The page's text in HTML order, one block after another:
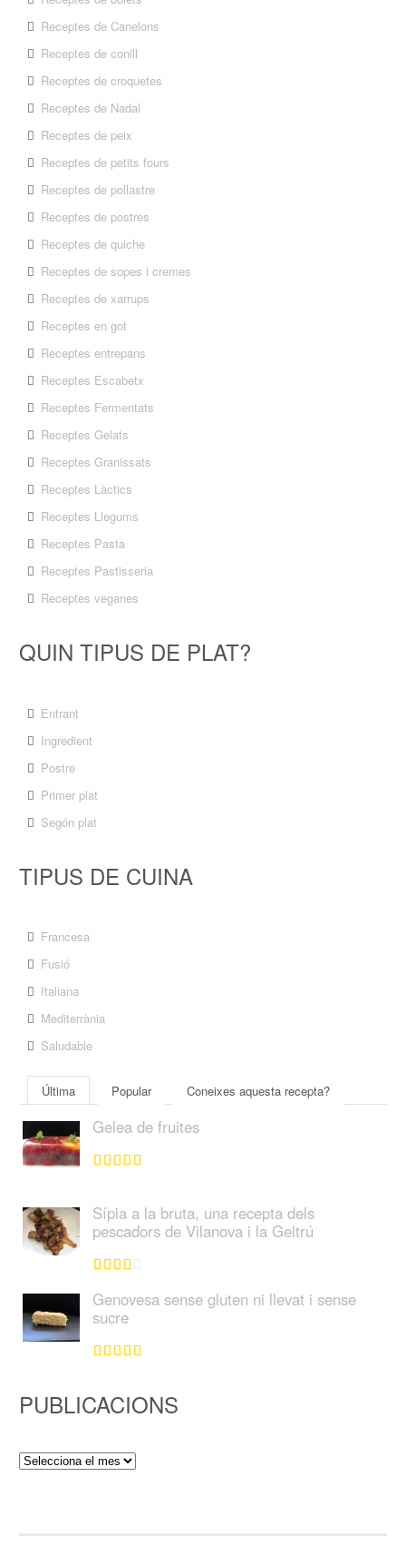
Receptes de Canelons
Receptes de conill
Receptes de croquetes
Receptes de Nadal
Receptes de peix
Receptes de petits fours
Receptes de pollastre
Receptes de postres
Receptes de quiche
Receptes de sopes i cremes
Receptes de xarrups
Receptes en got
Receptes entrepans
Receptes Escabetx
Receptes Fermentats
Receptes Gelats
Receptes Granissats
Receptes Làctics
Receptes Llegums
Receptes Pasta
Receptes Pastisseria
Receptes veganes
QUIN TIPUS DE PLAT?
Entrant
Ingredient
Postre
Primer plat
Segón plat
TIPUS DE CUINA
Francesa
Fusió
Italiana
Mediterrània
Saludable
Última Popular Coneixes aquesta recepta?
Gelea de fruites
Sípia a la bruta, una recepta dels
pescadors de Vilanova i la Geltrú
Genovesa sense gluten ni llevat i sense
sucre
PUBLICACIONS
Publicacions